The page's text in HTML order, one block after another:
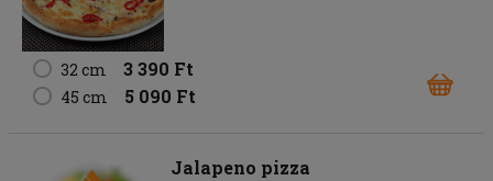
32 cm 3 390 Ft
45 cm 5 090 Ft
Jalapeno pizza